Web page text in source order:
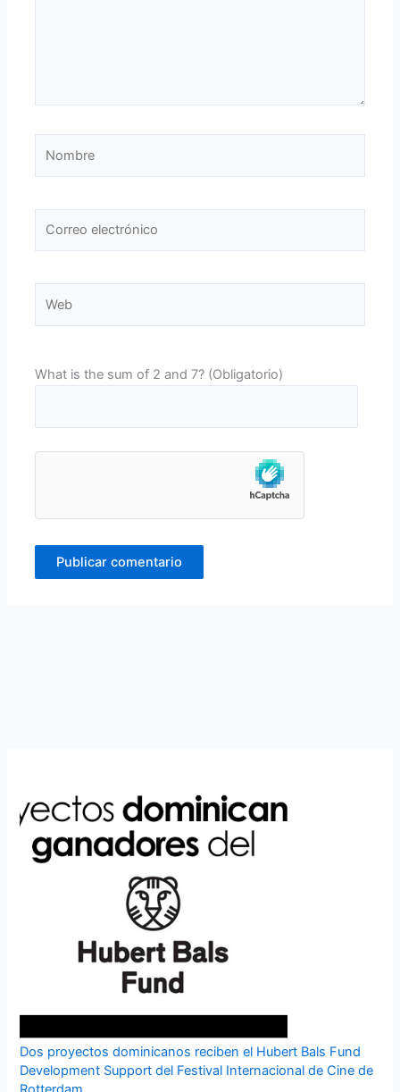
What is the sum of 2 and 7? (Obligatorio)
Dos proyectos dominicanos reciben el Hubert Bals Fund
Development Support del Festival Internacional de Cine de